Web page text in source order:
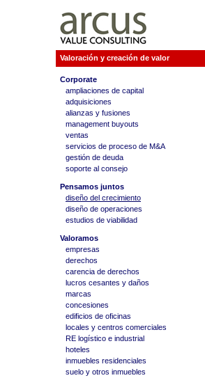
Valoración y creación de valor
Corporate
ampliaciones de capital
adquisiciones
alianzas y fusiones
management buyouts
ventas
servicios de proceso de M&A
gestión de deuda
soporte al consejo
Pensamos juntos
diseño del crecimiento
diseño de operaciones
estudios de viabilidad
Valoramos
empresas
derechos
carencia de derechos
lucros cesantes y daños
marcas
concesiones
edificios de oficinas
locales y centros comerciales
RE logístico e industrial
hoteles
inmuebles residenciales
suelo y otros inmuebles